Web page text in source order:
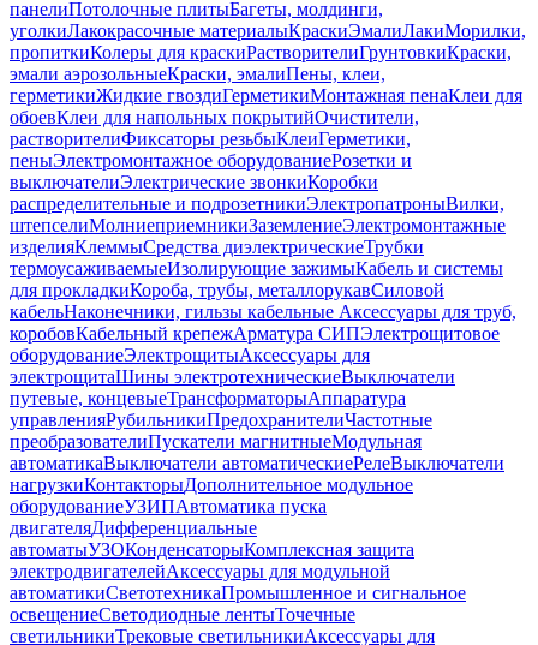
панелиПотолочные плитыБагеты, молдинги,
уголкиЛакокрасочные материалыКраскиЭмалиЛакиМорилки,
пропиткиКолеры для краскиРастворителиГрунтовкиКраски,
эмали аэрозольныеКраски, эмалиПены, клеи,
герметикиЖидкие гвоздиГерметикиМонтажная пенаКлеи для
обоевКлеи для напольных покрытийОчистители,
растворителиФиксаторы резьбыКлеиГерметики,
пеныЭлектромонтажное оборудованиеРозетки и
выключателиЭлектрические звонкиКоробки
распределительные и подрозетникиЭлектропатроныВилки,
штепселиМолниеприемникиЗаземлениеЭлектромонтажные
изделияКлеммыСредства диэлектрическиеТрубки
термоусаживаемыеИзолирующие зажимыКабель и системы
для прокладкиКороба, трубы, металлорукавСиловой
кабельНаконечники, гильзы кабельные Аксессуары для труб,
коробовКабельный крепежАрматура СИПЭлектрощитовое
оборудованиеЭлектрощитыАксессуары для
электрощитаШины электротехническиеВыключатели
путевые, концевыеТрансформаторыАппаратура
управленияРубильникиПредохранителиЧастотные
преобразователиПускатели магнитныеМодульная
автоматикаВыключатели автоматическиеРелеВыключатели
нагрузкиКонтакторыДополнительное модульное
оборудованиеУЗИПАвтоматика пуска
двигателяДифференциальные
автоматыУЗОКонденсаторыКомплексная защита
электродвигателейАксессуары для модульной
автоматикиСветотехникаПромышленное и сигнальное
освещениеСветодиодные лентыТочечные
светильникиТрековые светильникиАксессуары для